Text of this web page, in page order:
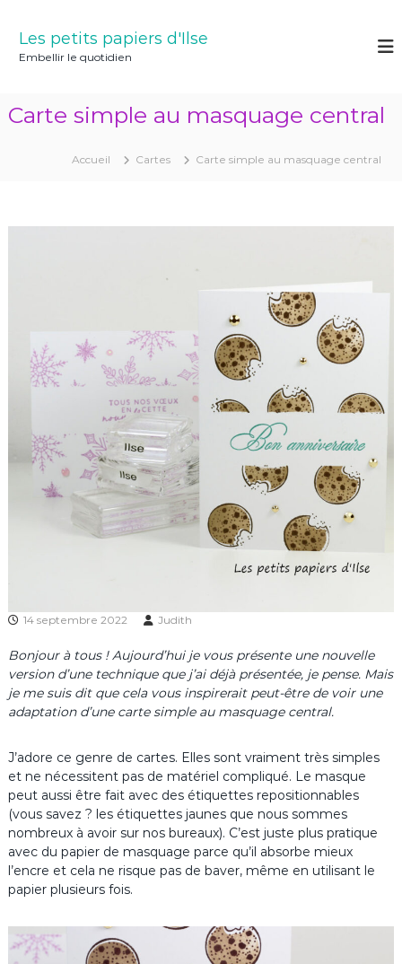
Les petits papiers d'Ilse
Embellir le quotidien
Carte simple au masquage central
Accueil Cartes Carte simple au masquage central
14 septembre 2022 Judith
Bonjour à tous ! Aujourd’hui je vous présente une nouvelle
version d’une technique que j’ai déjà présentée, je pense. Mais
je me suis dit que cela vous inspirerait peut-être de voir une
adaptation d’une carte simple au masquage central.
J’adore ce genre de cartes. Elles sont vraiment très simples
et ne nécessitent pas de matériel compliqué. Le masque
peut aussi être fait avec des étiquettes repositionnables
(vous savez ? les étiquettes jaunes que nous sommes
nombreux à avoir sur nos bureaux). C’est juste plus pratique
avec du papier de masquage parce qu’il absorbe mieux
l’encre et cela ne risque pas de baver, même en utilisant le
papier plusieurs fois.